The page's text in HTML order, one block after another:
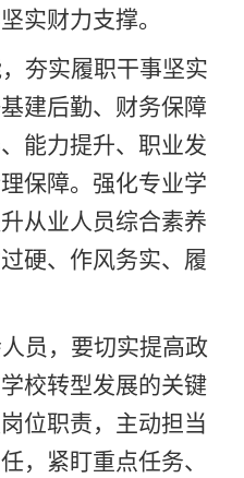
实财力支撑。
夯实履职干事坚实
建后勤、财务保障
能力提升、职业发
保障。强化专业学
从业人员综合素养
硬、作风务实、履
员，要切实提高政
校转型发展的关键
位职责，主动担当
，紧盯重点任务、